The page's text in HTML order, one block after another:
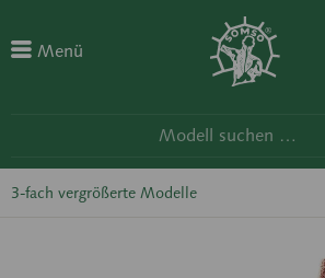
Menü
3-fach vergrößerte Modelle